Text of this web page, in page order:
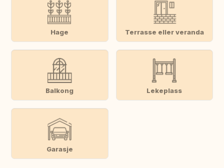
Hage Terrasse eller veranda
Balkong Lekeplass
Garasje